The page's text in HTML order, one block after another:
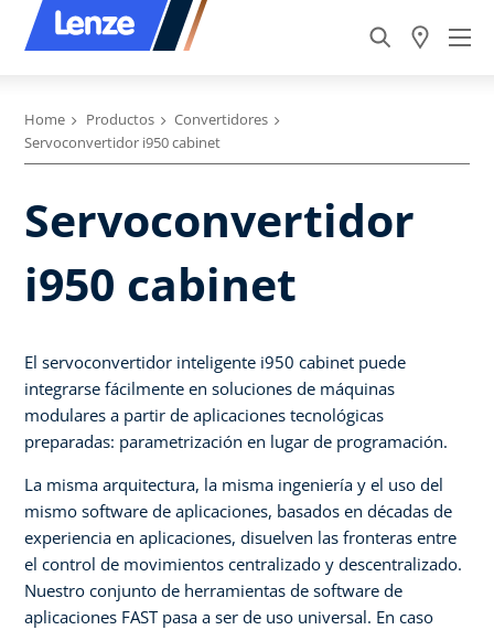
Home Productos
Convertidores
Servoconvertidor i950 cabinet
Servoconvertidor
i950 cabinet
El servoconvertidor inteligente i950 cabinet puede
integrarse fácilmente en soluciones de máquinas
modulares a partir de aplicaciones tecnológicas
preparadas: parametrización en lugar de programación.
La misma arquitectura, la misma ingeniería y el uso del
mismo software de aplicaciones, basados en décadas de
experiencia en aplicaciones, disuelven las fronteras entre
el control de movimientos centralizado y descentralizado.
Nuestro conjunto de herramientas de software de
aplicaciones FAST pasa a ser de uso universal. En caso